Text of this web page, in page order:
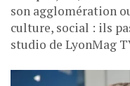
son agglomération
culture, social : ils
studio de LyonMag